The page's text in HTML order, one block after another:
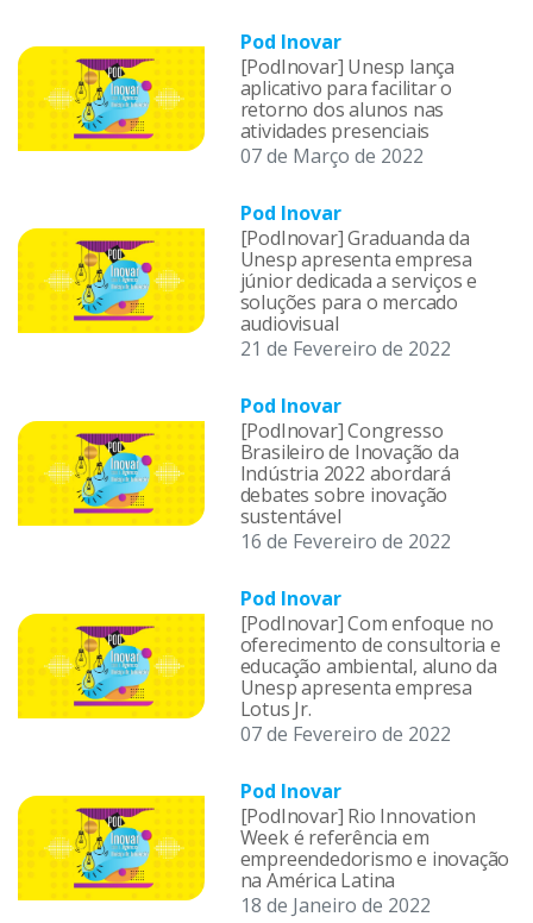
Pod Inovar
[PodInovar] Unesp lança
aplicativo para facilitar o
retorno dos alunos nas
atividades presenciais
07 de Março de 2022
Pod Inovar
[PodInovar] Graduanda da
Unesp apresenta empresa
júnior dedicada a serviços e
soluções para o mercado
audiovisual
21 de Fevereiro de 2022
Pod Inovar
[PodInovar] Congresso
Brasileiro de Inovação da
Indústria 2022 abordará
debates sobre inovação
sustentável
16 de Fevereiro de 2022
Pod Inovar
[PodInovar] Com enfoque no
oferecimento de consultoria e
educação ambiental, aluno da
Unesp apresenta empresa
Lotus Jr.
07 de Fevereiro de 2022
Pod Inovar
[PodInovar] Rio Innovation
Week é referência em
empreendedorismo e inovação
na América Latina
18 de Janeiro de 2022